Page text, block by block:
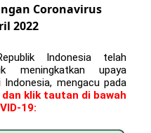
Coronavirus
2022
Indonesia telah
meningkatkan upaya
Indonesia, mengacu pada
klik tautan di bawah
19: